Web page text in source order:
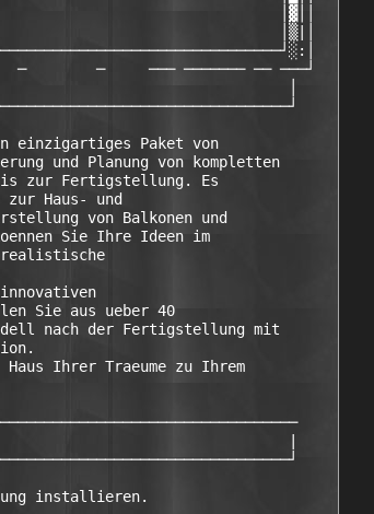
│▓││
│▒|│
─        ─     ─── ─────── ── ───┘
│
einzigartiges Paket von
und Planung von kompletten
zur Fertigstellung. Es
zur Haus- und
von Balkonen und
Sie Ihre Ideen im
Sie aus ueber 40
nach der Fertigstellung mit
Haus Ihrer Traeume zu Ihrem
|
installieren.